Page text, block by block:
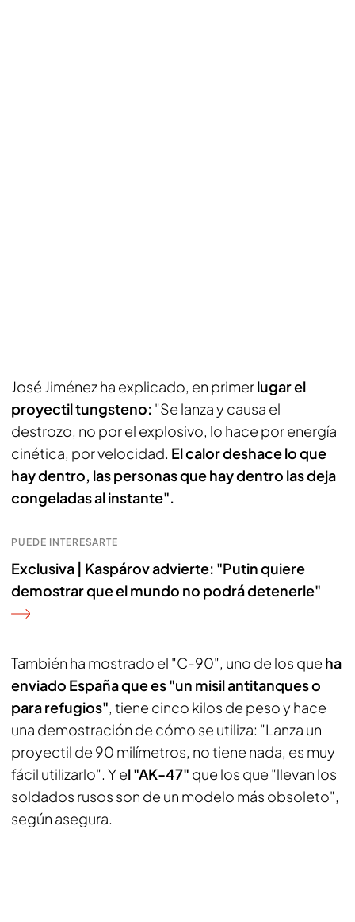
José Jiménez ha explicado, en primerlugar el
proyectil tungsteno: "Se lanza y causa el
destrozo, no por el explosivo, lo hace por energía
cinética, por velocidad. El calor deshace lo que
hay dentro, las personas que hay dentro las deja
congeladas al instante".
PUEDE INTERESARTE
Exclusiva | Kaspárov advierte: "Putin quiere
demostrar que el mundo no podrá detenerle"
También ha mostrado el "C-90", uno de los que ha
enviado España que es "un misil antitanques o
para refugios", tiene cinco kilos de peso y hace
una demostración de cómo se utiliza: "Lanza un
proyectil de 90 milímetros, no tiene nada, es muy
fácil utilizarlo". Y el "AK-47" que los que "llevan los
soldados rusos son de un modelo más obsoleto",
según asegura.